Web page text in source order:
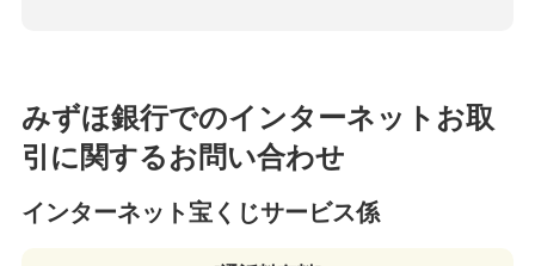
みずほ銀行でのインターネットお取
引に関するお問い合わせ
インターネット宝くじサービス係